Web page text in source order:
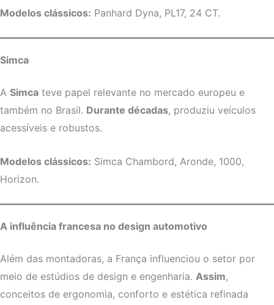
Modelos clássicos: Panhard Dyna, PL17, 24 CT.
Simca
A Simca teve papel relevante no mercado europeu e
também no Brasil. Durante décadas, produziu veículos
acessíveis e robustos.
Modelos clássicos: Simca Chambord, Aronde, 1000,
Horizon.
A influência francesa no design automotivo
Além das montadoras, a França influenciou o setor por
meio de estúdios de design e engenharia. Assim,
conceitos de ergonomia, conforto e estética refinada